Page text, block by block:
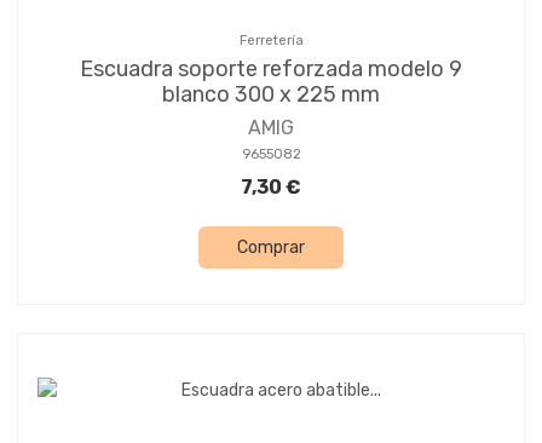
Ferretería
Escuadra soporte reforzada modelo 9
blanco 300 x 225 mm
AMIG
9655082
7,30 €
Comprar